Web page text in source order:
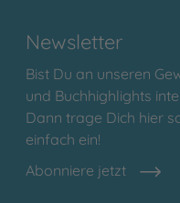
Newsletter
Bist Du an unseren
und Buchhighlights
Dann trage Dich hier
einfach ein!
Abonniere jetzt